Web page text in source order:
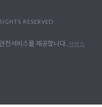
RESERVED.
전서비스를 제공합니다. 서비스